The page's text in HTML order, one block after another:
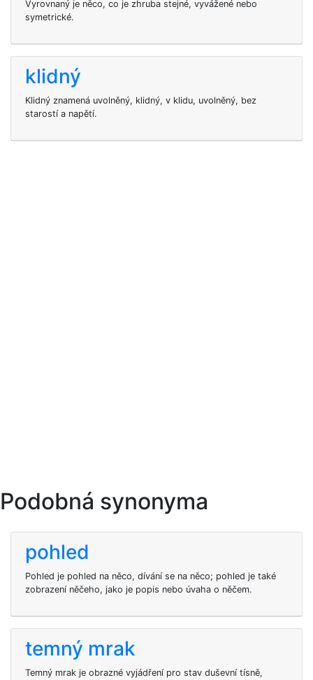
Vyrovnaný je něco, co je zhruba stejné, vyvážené nebo
symetrické.
klidný
Klidný znamená uvolněný, klidný, v klidu, uvolněný, bez
starostí a napětí.
Podobná synonyma
pohled
Pohled je pohled na něco, dívání se na něco; pohled je také
zobrazení něčeho, jako je popis nebo úvaha o něčem.
temný mrak
Temný mrak je obrazné vyjádření pro stav duševní tísně,